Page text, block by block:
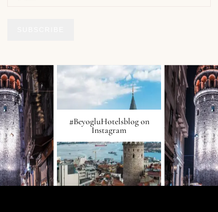
#BeyogluHotelsblog on
Instagram